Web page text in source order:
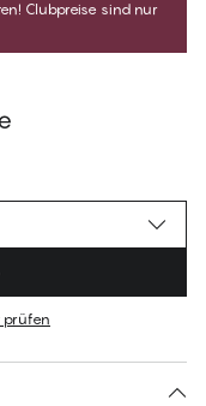
Clubpreise sind nur
Größe
prüfen